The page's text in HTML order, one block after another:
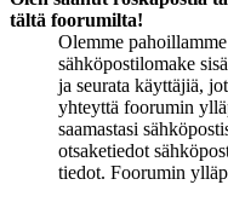
tältä foorumilta!
Olemme
sähköpostilomake
ja seurata käyttäjiä,
yhteyttä foorumin
saamastasi
otsaketiedot
tiedot. Foorumin